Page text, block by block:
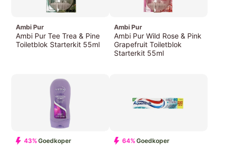
Ambi Pur
Ambi Pur Tee Trea & Pine
Toiletblok Starterkit 55ml
Ambi Pur
Ambi Pur Wild Rose & Pink
Grapefruit Toiletblok
Starterkit 55ml
43% Goedkoper 64% Goedkoper